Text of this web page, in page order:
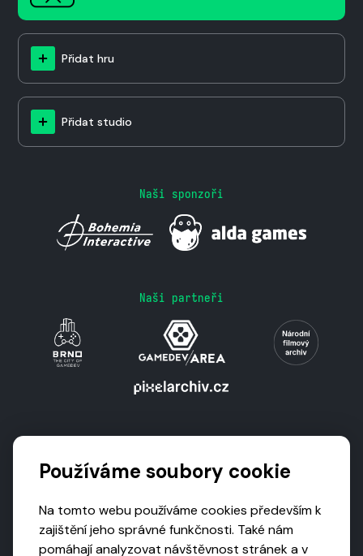
Přidat hru
Přidat studio
Naši sponzoři
Naši partneři
Používáme soubory cookie
Na tomto webu používáme cookies především k
zajištění jeho správné funkčnosti. Také nám
pomáhají analyzovat návštěvnost stránek a v